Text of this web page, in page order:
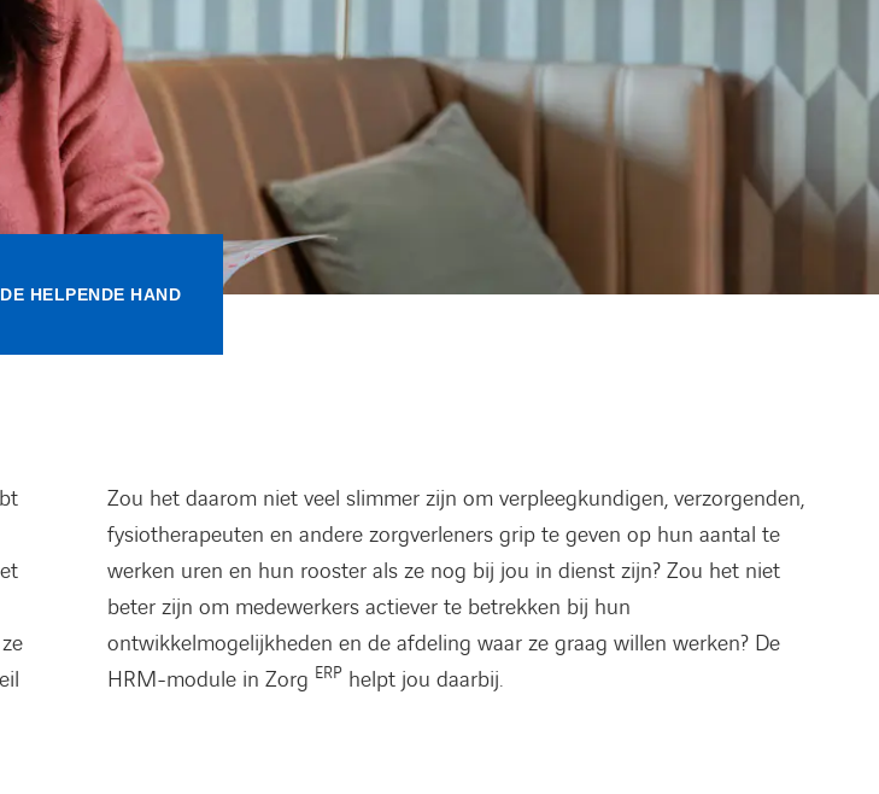
HELPENDE HAND
Zou het daarom niet veel slimmer zijn om verpleegkundigen, verzorgenden,
fysiotherapeuten en andere zorgverleners grip te geven op hun aantal te
werken uren en hun rooster als ze nog bij jou in dienst zijn? Zou het niet
beter zijn om medewerkers actiever te betrekken bij hun
ontwikkelmogelijkheden en de afdeling waar ze graag willen werken? De
HRM-module in Zorg ERP helpt jou daarbij.